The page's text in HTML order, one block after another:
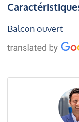
Balcon ouvert